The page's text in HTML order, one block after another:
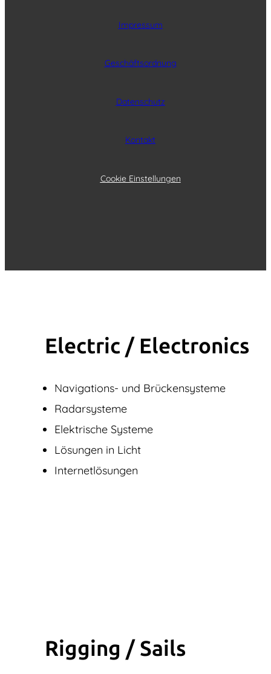
Impressum
Geschäftsordnung
Datenschutz
Kontakt
Cookie Einstellungen
Electric / Elec­tronics
Navigations- und Brückensysteme
Radarsysteme
Elektrische Systeme
Lösungen in Licht
Internetlösungen
Rigging / Sails